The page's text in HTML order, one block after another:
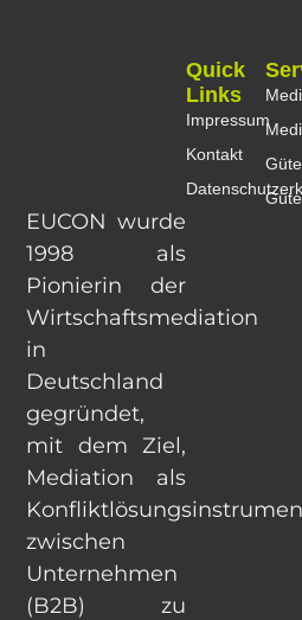
EUCON wurde
1998 als
Pionierin der
Wirtschaftsmediation
in
Deutschland
gegründet,
mit dem Ziel,
Mediation als
zwischen
Unternehmen
(B2B) zu
Quick
Links
Impressum
Kontakt